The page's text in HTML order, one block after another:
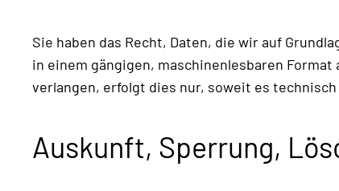
Sie haben das Recht, Daten, die wir auf
in einem gängigen, maschinenlesbaren
verlangen, erfolgt dies nur, soweit es
Auskunft, Sperrung,